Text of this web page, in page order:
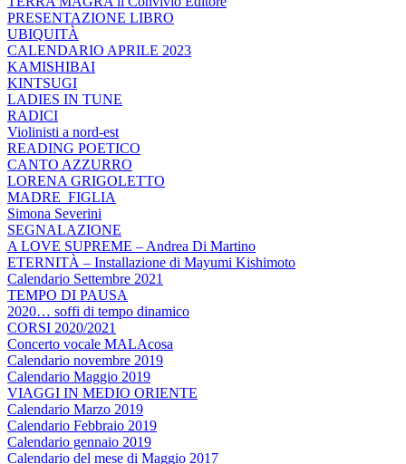
PRESENTAZIONE LIBRO
UBIQUITÀ
CALENDARIO APRILE 2023
KAMISHIBAI
KINTSUGI
LADIES IN TUNE
RADICI
Violinisti a nord-est
READING POETICO
CANTO AZZURRO
LORENA GRIGOLETTO
MADRE_FIGLIA
Simona Severini
SEGNALAZIONE
A LOVE SUPREME – Andrea Di Martino
ETERNITÀ – Installazione di Mayumi Kishimoto
Calendario Settembre 2021
TEMPO DI PAUSA
2020… soffi di tempo dinamico
CORSI 2020/2021
Concerto vocale MALAcosa
Calendario novembre 2019
Calendario Maggio 2019
VIAGGI IN MEDIO ORIENTE
Calendario Marzo 2019
Calendario Febbraio 2019
Calendario gennaio 2019
Calendario del mese di Maggio 2017